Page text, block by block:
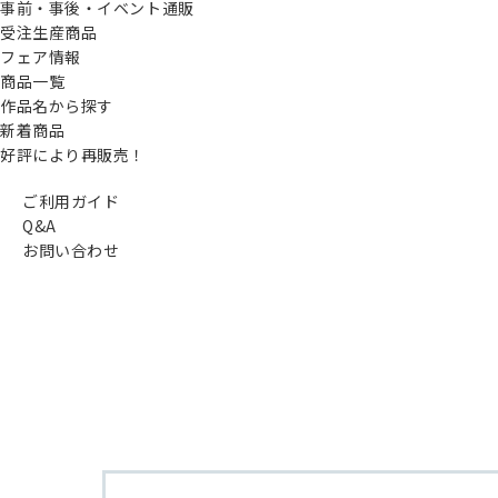
事前・事後・イベント通販
受注生産商品
フェア情報
商品一覧
作品名から探す
新着商品
好評により再販売！
ご利用ガイド
Q&A
お問い合わせ